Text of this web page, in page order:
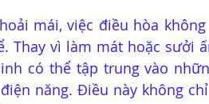
mái, việc điều hòa
Thay vì làm mát hoặc sưởi
có thể tập trung vào
năng. Điều này không